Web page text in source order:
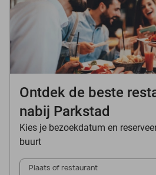
Ontdek de beste
nabij Parkstad
Kies je bezoekdatum en
buurt
Plaats of restaurant